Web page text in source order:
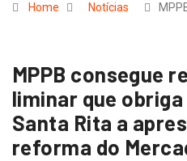
Home Notícias
MPPB consegue
liminar que
Santa Rita a
reforma do